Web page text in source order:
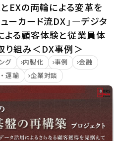
とEXの両輪による変革を
ーカード流DX」―デジタ
よる顧客体験と従業員体
り組み＜DX事例＞
グ 内製化 事例
金融
運輸
企業対談